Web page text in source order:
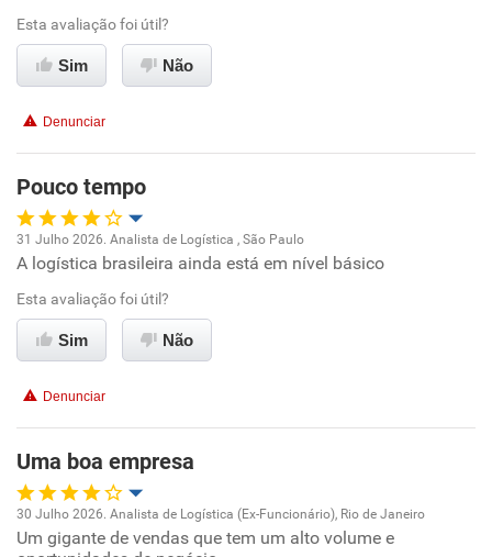
Benefícios
Esta avaliação foi útil?
Sim Não
Denunciar
Pouco tempo
Oportunidade de promoção
Ambiente de trabalho
Benefícios
Recomenda esta empresa
Não recomenda a diretoria
31 Julho 2026. Analista de Logística , São Paulo
A logística brasileira ainda está em nível básico
Esta avaliação foi útil?
Sim Não
Denunciar
Uma boa empresa
Oportunidade de promoção
30 Julho 2026. Analista de Logística (Ex-Funcionário), Rio de Janeiro
Um gigante de vendas que tem um alto volume e